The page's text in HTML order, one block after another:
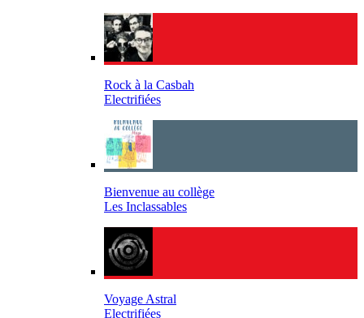
Rock à la Casbah
Electrifiées
Bienvenue au collège
Les Inclassables
Voyage Astral
Electrifiées